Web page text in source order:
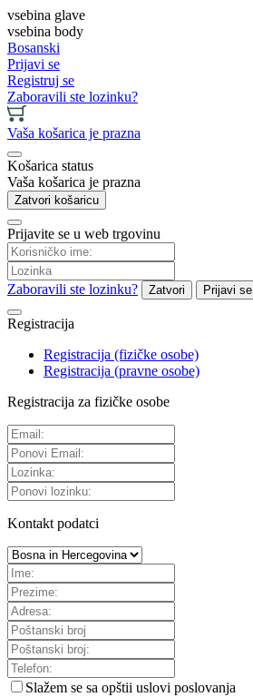
vsebina glave
vsebina body
Bosanski
Prijavi se
Registruj se
Zaboravili ste lozinku?
Vaša košarica je prazna
Košarica status
Vaša košarica je prazna
Zatvori košaricu
Prijavite se u web trgovinu
Zaboravili ste lozinku? Zatvori Prijavi se
Registracija
Registracija (fizičke osobe)
Registracija (pravne osobe)
Registracija za fizičke osobe
Kontakt podatci
Slažem se sa opštii uslovi poslovanja